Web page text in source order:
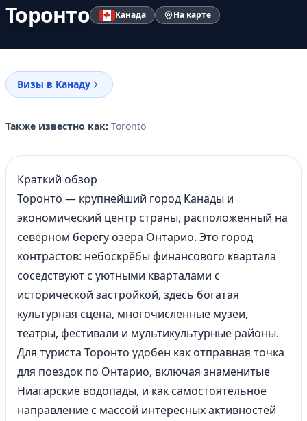
Торонто Канада На карте
Визы в Канаду
Также известно как: Toronto
Краткий обзор
Торонто — крупнейший город Канады и
экономический центр страны, расположенный на
северном берегу озера Онтарио. Это город
контрастов: небоскрёбы финансового квартала
соседствуют с уютными кварталами с
исторической застройкой, здесь богатая
культурная сцена, многочисленные музеи,
театры, фестивали и мультикультурные районы.
Для туриста Торонто удобен как отправная точка
для поездок по Онтарио, включая знаменитые
Ниагарские водопады, и как самостоятельное
направление с массой интересных активностей